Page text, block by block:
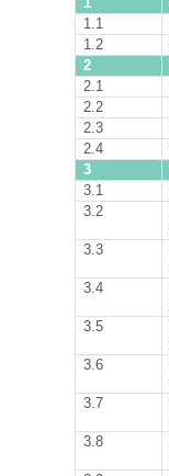
1.1
1.2
2
2.1
2.2
2.3
2.4
3
3.1
3.2
3.3
3.4
3.5
3.6
3.7
3.8